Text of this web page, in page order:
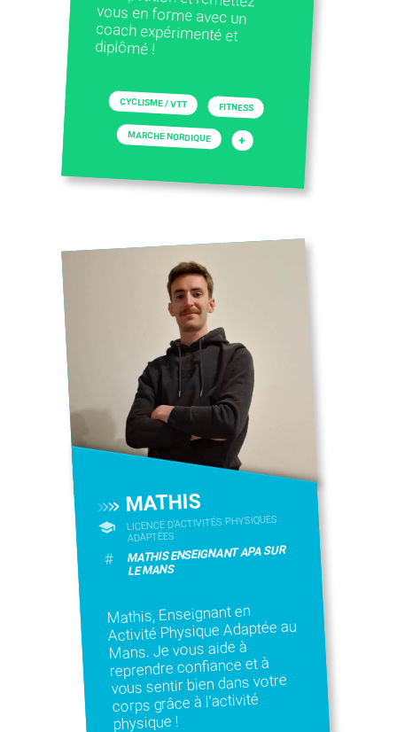
diplômé !
CYCLISME / VTT FITNESS
MARCHE NORDIQUE +
MATHIS
LICENCE D’ACTIVITÉS PHYSIQUES
ADAPTÉES
# MATHIS ENSEIGNANT APA SUR
LE MANS
Mathis, Enseignant en
Activité Physique Adaptée au
Mans. Je vous aide à
reprendre confiance et à
vous sentir bien dans votre
corps grâce à l’activité
physique !